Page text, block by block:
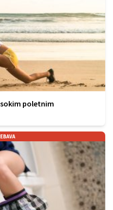
poletnim